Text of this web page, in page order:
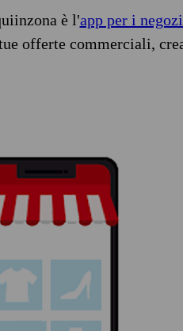
è l'app per i
offerte commerciali,